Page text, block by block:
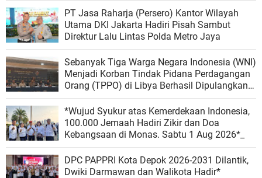
PT Jasa Raharja (Persero) Kantor Wilayah
Utama DKI Jakarta Hadiri Pisah Sambut
Direktur Lalu Lintas Polda Metro Jaya
Sebanyak Tiga Warga Negara Indonesia (WNI)
Menjadi Korban Tindak Pidana Perdagangan
Orang (TPPO) di Libya Berhasil Dipulangkan
Ke - Indonesia. Mereka adalah NAR, SS, dan
NKR.
*Wujud Syukur atas Kemerdekaan Indonesia,
100.000 Jemaah Hadiri Zikir dan Doa
Kebangsaan di Monas. Sabtu 1 Aug 2026*_
DPC PAPPRI Kota Depok 2026-2031 Dilantik,
Dwiki Darmawan dan Walikota Hadir*